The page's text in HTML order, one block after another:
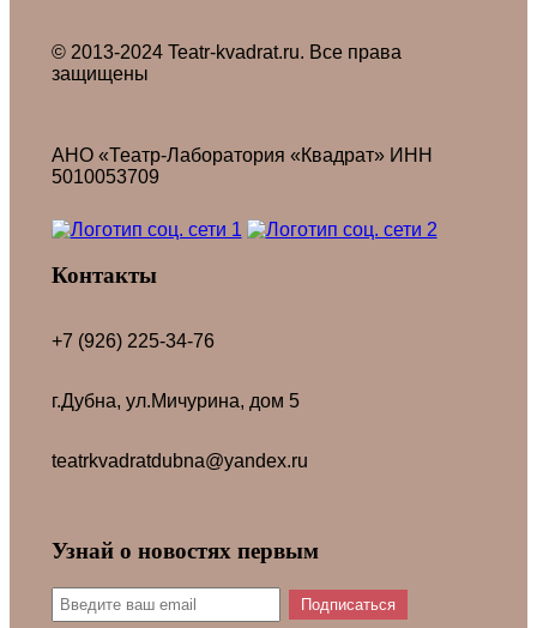
© 2013-2024 Teatr-kvadrat.ru. Все права
защищены
АНО «Театр-Лаборатория «Квадрат» ИНН
5010053709
Контакты
+7 (926) 225-34-76
г.Дубна, ул.Мичурина, дом 5
teatrkvadratdubna@yandex.ru
Узнай о новостях первым
Подписаться